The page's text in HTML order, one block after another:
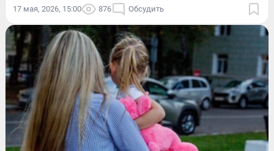
17 мая, 2026, 15:00 876 Обсудить